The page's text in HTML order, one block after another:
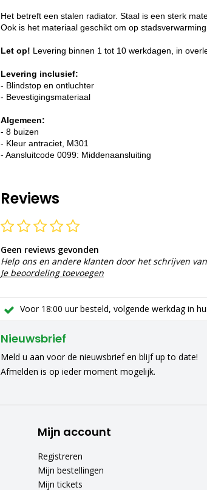
Het betreft een stalen radiator. Staal is een sterk
Ook is het materiaal geschikt om op
Let op! Levering binnen 1 tot 10 werkdagen, in
Levering inclusief:
- Blindstop en ontluchter
- Bevestigingsmateriaal
Algemeen:
- 8 buizen
- Kleur antraciet, M301
- Aansluitcode 0099: Middenaansluiting
Reviews
Geen reviews gevonden
Help ons en andere klanten door het schrijven
Je beoordeling toevoegen
Voor 18:00 uur besteld, volgende werkdag in
Nieuwsbrief
Meld u aan voor de nieuwsbrief en blijf up to date!
Afmelden is op ieder moment mogelijk.
Mijn account
Registreren
Mijn bestellingen
Mijn tickets